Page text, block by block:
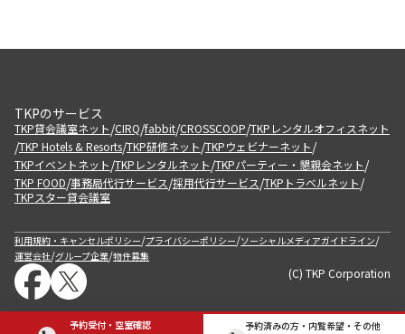
予約受付・空室確認 予約済みの方・内覧希望・その他
TKPのサービス
TKP貸会議室ネット/CIRQ/fabbit/CROSSCOOP/TKPレンタルオフィスネット
/TKP Hotels & Resorts/TKP研修ネット/TKPウェビナーネット/
TKPイベントネット/TKPレンタルネット/TKPパーティー・懇親会ネット/
TKP FOOD/事務局代行サービス/採用代行サービス/TKPトラベルネット/
TKPスター貸会議室
利用規約・キャンセルポリシー/プライバシーポリシー/ソーシャルメディアガイドライン/
運営会社/グループ企業/物件募集
(C) TKP Corporation